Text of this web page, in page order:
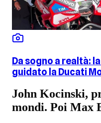
Da sogno a realtà:
guidato la Ducati
John Kocinski,
mondi. Poi Max